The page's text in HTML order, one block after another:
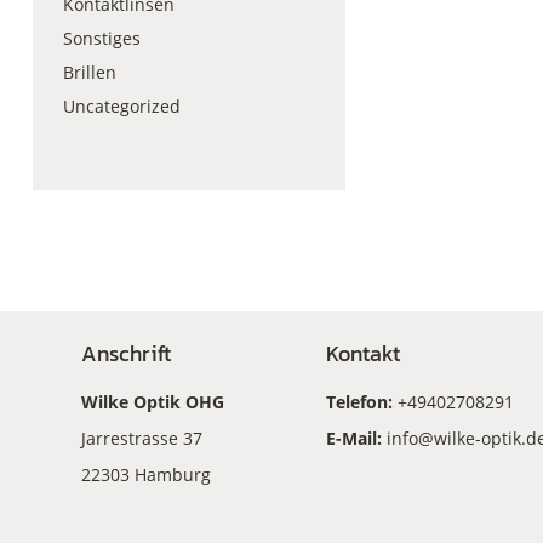
Sonstiges
Brillen
Uncategorized
Anschrift
Wilke Optik OHG
Jarrestrasse 37
22303 Hamburg
Kontakt
Telefon: +49402708291
E-Mail: info@wilke-